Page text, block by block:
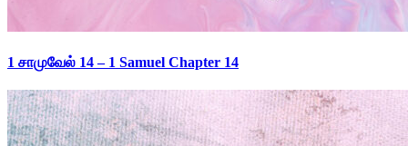
1 சாமுவேல் 14 – 1 Samuel Chapter 14